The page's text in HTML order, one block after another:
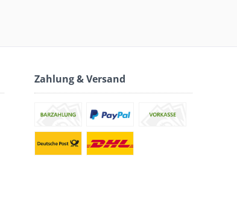
Zahlung & Versand